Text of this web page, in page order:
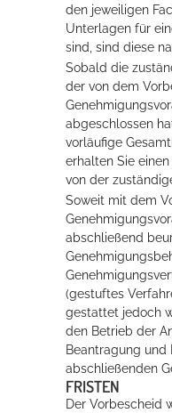
den jeweiligen
Unterlagen für
sind, sind diese
Sobald die
der von dem
abgeschlossen
vorläufige
erhalten Sie
von der
Soweit mit dem
abschließend
(gestuftes
gestattet jedoch
den Betrieb der
Beantragung und
abschließenden
FRISTEN
Der Vorbescheid